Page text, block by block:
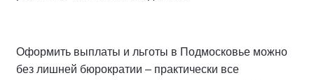
Оформить выплаты и льготы в Подмосковье можно
без лишней бюрократии – практически все